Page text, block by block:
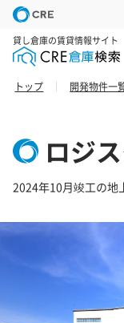
貸し倉庫の賃貸情報サイト
トップ 開発物件一
ロジ
2024年10月竣工の地